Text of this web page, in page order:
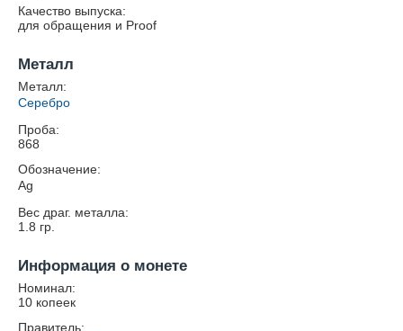
Качество выпуска:
для обращения и Proof
Металл
Металл:
Серебро
Проба:
868
Обозначение:
Ag
Вес драг. металла:
1.8 гр.
Информация о монете
Номинал:
10 копеек
Правитель: